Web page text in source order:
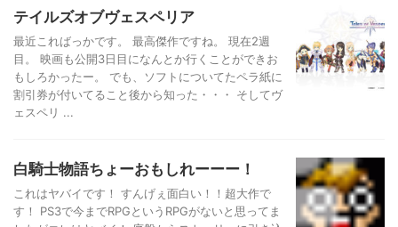
テイルズオブヴェスペリア
最近こればっかです。 最高傑作ですね。 現在2週
目。 映画も公開3日目になんとか行くことができお
もしろかったー。 でも、ソフトについてたペラ紙に
割引券が付いてること後から知った・・・ そしてヴ
ェスペリ ...
白騎士物語ちょーおもしれーーー！
これはヤバイです！ すんげぇ面白い！！超大作で
す！ PS3で今までRPGというRPGがないと思ってま